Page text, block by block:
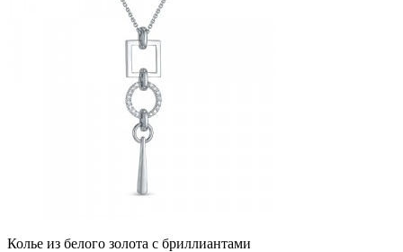
Колье из белого золота с бриллиантами